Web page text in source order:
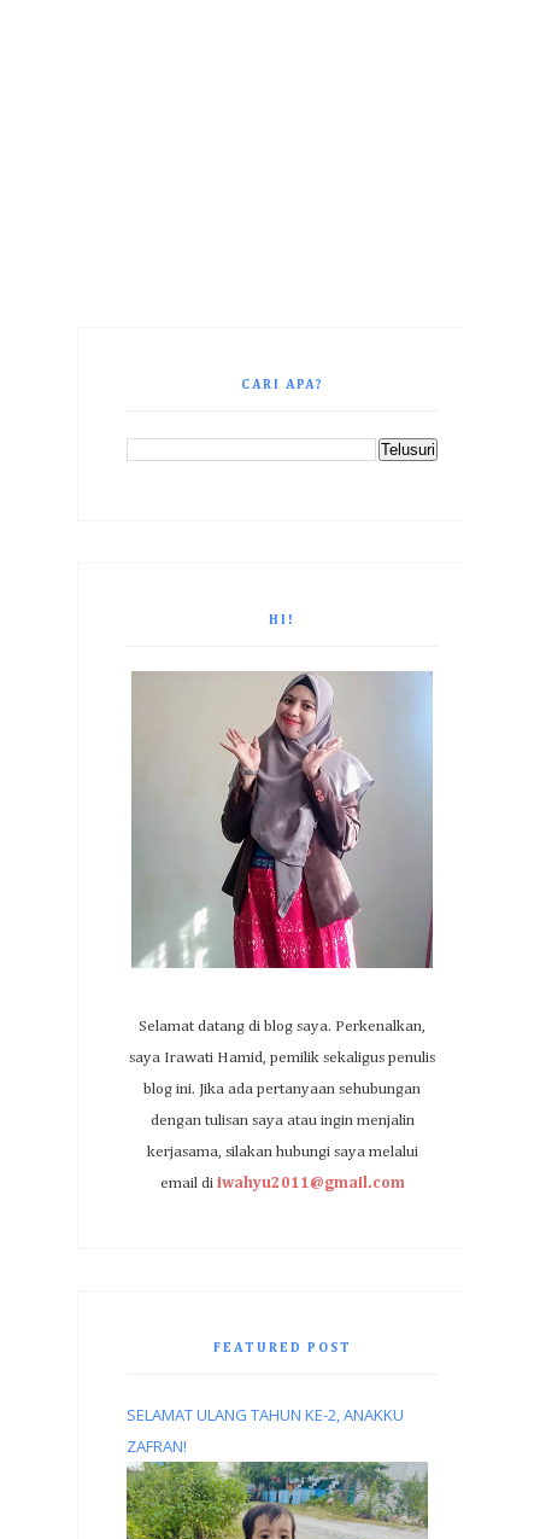
CARI APA?
HI!
Selamat datang di blog saya. Perkenalkan,
saya Irawati Hamid, pemilik sekaligus penulis
blog ini. Jika ada pertanyaan sehubungan
dengan tulisan saya atau ingin menjalin
kerjasama, silakan hubungi saya melalui
email di iwahyu2011@gmail.com
FEATURED POST
SELAMAT ULANG TAHUN KE-2, ANAKKU
ZAFRAN!